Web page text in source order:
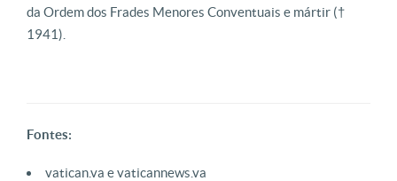
da Ordem dos Frades Menores Conventuais e mártir (†
1941).
Fontes:
vatican.va e vaticannews.va